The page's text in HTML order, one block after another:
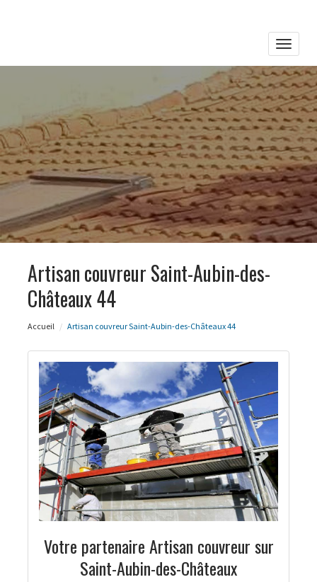
Toggle
Artisan couvreur Saint-Aubin-des-
Châteaux 44
Accueil Artisan couvreur Saint-Aubin-des-Châteaux 44
Votre partenaire Artisan couvreur sur
Saint-Aubin-des-Châteaux